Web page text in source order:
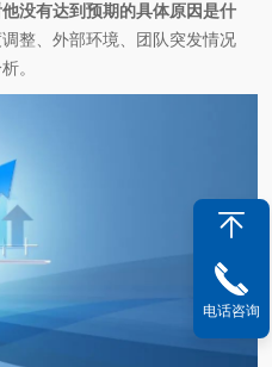
没有达到预期的具体原因是什
整、外部环境、团队突发情况
。
电话咨询